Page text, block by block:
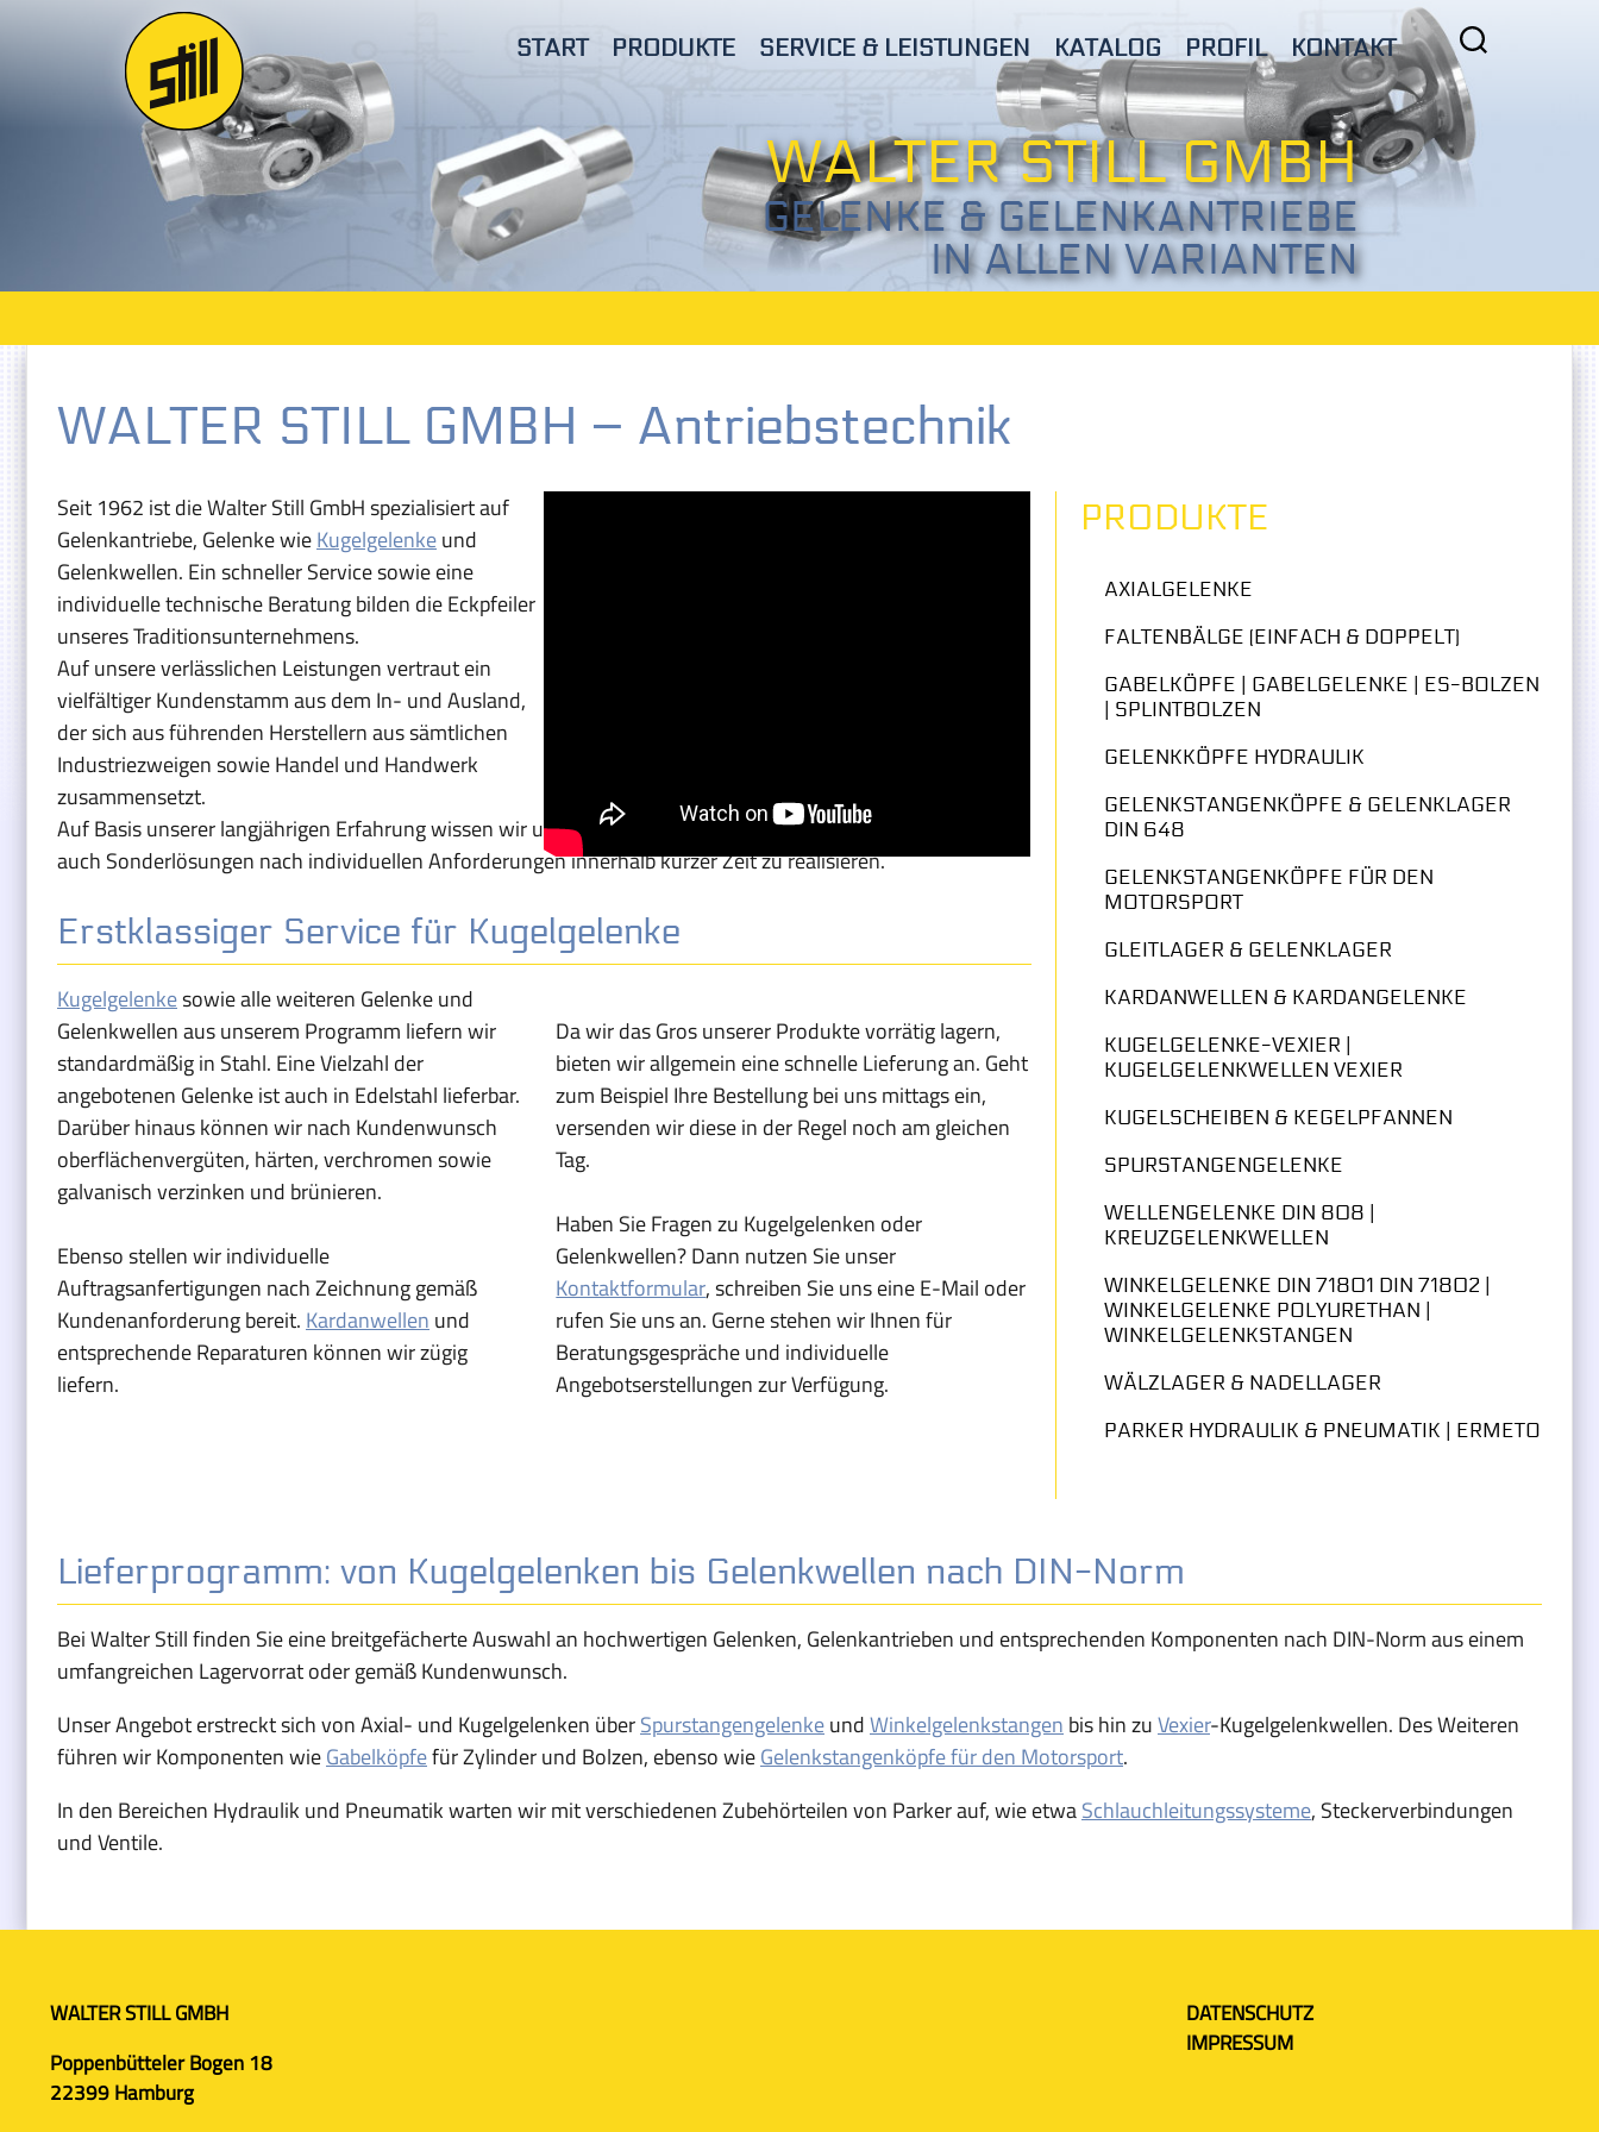
START PRODUKTE SERVICE & LEISTUNGEN KATALOG PROFIL KONTAKT
WALTER STILL GMBH
GELENKE &GELENKANTRIEBE
IN ALLEN VARIANTEN
WALTER STILL GMBH – Antriebstechnik
Seit 1962 ist die Walter Still GmbH spezialisiert auf
Gelenkantriebe, Gelenke wieKugelgelenkeund
Gelenkwellen. Ein schneller Service sowie eine
individuelle technische Beratung bilden die Eckpfeiler
unseres Traditionsunternehmens.
Auf unsere verlässlichen Leistungen vertraut ein
vielfältiger Kundenstamm aus dem In- und Ausland,
der sich aus führenden Herstellern aus sämtlichen
Industriezweigen sowie Handel und Handwerk
zusammensetzt.
Auf Basis unserer langjährigen Erfahrung wissen wir um die Belange unserer Kunden und sind in der Lage,
auch Sonderlösungen nach individuellen Anforderungen innerhalb kurzer Zeit zu realisieren.
Erstklassiger Service für Kugelgelenke
Kugelgelenkesowie alle weiteren Gelenke und
Gelenkwellen aus unserem Programm liefern wir
standardmäßig in Stahl. Eine Vielzahl der
angebotenen Gelenke ist auch in Edelstahl lieferbar.
Darüber hinaus können wir nach Kundenwunsch
oberflächenvergüten, härten, verchromen sowie
galvanisch verzinken und brünieren.
Ebenso stellen wir individuelle
Auftragsanfertigungen nach Zeichnung gemäß
Kundenanforderung bereit. Kardanwellen und
entsprechende Reparaturen können wir zügig
liefern.
Da wir das Gros unserer Produkte vorrätig lagern,
bieten wir allgemein eine schnelle Lieferung an. Geht
zum Beispiel Ihre Bestellung bei uns mittags ein,
versenden wir diese in der Regel noch am gleichen
Tag.
Haben Sie Fragen zu Kugelgelenken oder
Gelenkwellen? Dann nutzen Sie unser
Kontaktformular, schreiben Sie uns eine E-Mail oder
rufen Sie uns an. Gerne stehen wir Ihnen für
Beratungsgespräche und individuelle
Angebotserstellungen zur Verfügung.
PRODUKTE
AXIALGELENKE
FALTENBÄLGE (EINFACH & DOPPELT)
GABELKÖPFE | GABELGELENKE | ES-BOLZEN
| SPLINTBOLZEN
GELENKKÖPFE HYDRAULIK
GELENKSTANGENKÖPFE & GELENKLAGER
DIN 648
GELENKSTANGENKÖPFE FÜR DEN
MOTORSPORT
GLEITLAGER & GELENKLAGER
KARDANWELLEN & KARDANGELENKE
KUGELGELENKE-VEXIER |
KUGELGELENKWELLEN VEXIER
KUGELSCHEIBEN & KEGELPFANNEN
SPURSTANGENGELENKE
WELLENGELENKE DIN 808 |
KREUZGELENKWELLEN
WINKELGELENKE DIN 71801 DIN 71802 |
WINKELGELENKE POLYURETHAN |
WINKELGELENKSTANGEN
WÄLZLAGER & NADELLAGER
PARKER HYDRAULIK & PNEUMATIK | ERMETO
Lieferprogramm: von Kugelgelenken bis Gelenkwellen nach DIN-Norm
Bei Walter Still finden Sie eine breitgefächerte Auswahl an hochwertigen Gelenken, Gelenkantrieben und entsprechenden Komponenten nach DIN-Norm aus einem
umfangreichen Lagervorrat oder gemäß Kundenwunsch.
Unser Angebot erstreckt sich von Axial- und Kugelgelenken überSpurstangengelenkeundWinkelgelenkstangen bis hin zuVexier-Kugelgelenkwellen. Des Weiteren
führen wir Komponenten wieGabelköpfefür Zylinder und Bolzen, ebenso wieGelenkstangenköpfe für den Motorsport.
In den Bereichen Hydraulik und Pneumatik warten wir mit verschiedenen Zubehörteilen von Parker auf, wie etwaSchlauchleitungssysteme, Steckerverbindungen
und Ventile.
WALTER STILL GMBH
Poppenbütteler Bogen 18
22399 Hamburg
DATENSCHUTZ
IMPRESSUM